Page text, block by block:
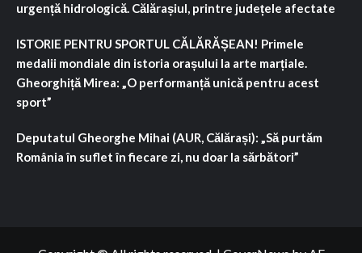
urgență hidrologică. Călărașiul, printre județele afectate
ISTORIE PENTRU SPORTUL CĂLĂRĂȘEAN! Primele
medalii mondiale din istoria orașului la arte marțiale.
Gheorghiță Mirea: „O performanță unică pentru acest
sport”
Deputatul Gheorghe Mihai (AUR, Călărași): „Să purtăm
România în suflet în fiecare zi, nu doar la sărbători”